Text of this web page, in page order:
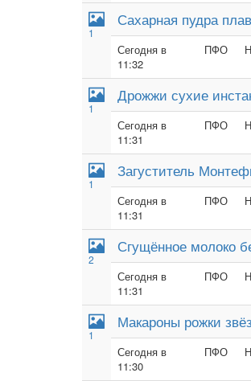
1
Сахарная пудра
Сегодня в
11:32
ПФО
1
Дрожжи сухие
Сегодня в
11:31
ПФО
1
Загуститель
Сегодня в
11:31
ПФО
2
Сгущённое молоко
Сегодня в
11:31
ПФО
1
Макароны рожки
Сегодня в
11:30
ПФО